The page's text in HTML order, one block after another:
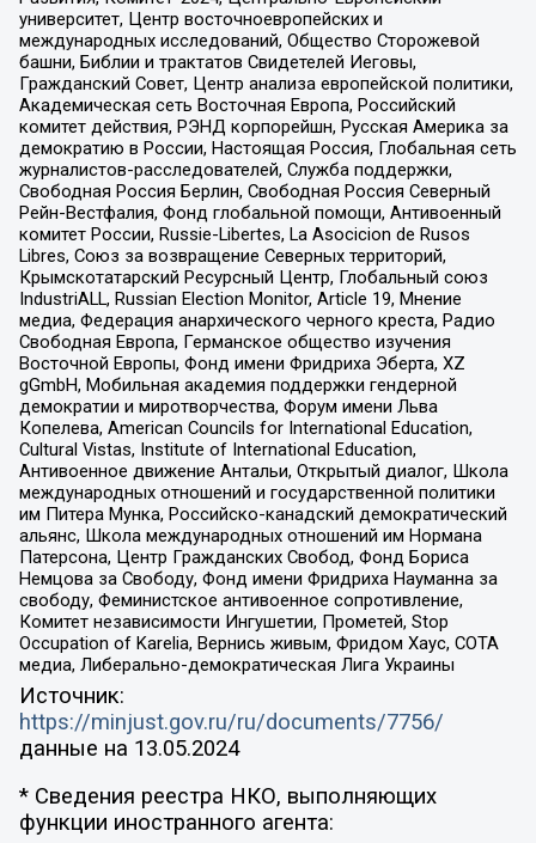
университет, Центр восточноевропейских и
международных исследований, Общество Сторожевой
башни, Библии и трактатов Свидетелей Иеговы,
Гражданский Совет, Центр анализа европейской политики,
Академическая сеть Восточная Европа, Российский
комитет действия, РЭНД корпорейшн, Русская Америка за
демократию в России, Настоящая Россия, Глобальная сеть
журналистов-расследователей, Служба поддержки,
Свободная Россия Берлин, Свободная Россия Северный
Рейн-Вестфалия, Фонд глобальной помощи, Антивоенный
комитет России, Russie-Libertes, La Asocicion de Rusos
Libres, Союз за возвращение Северных территорий,
Крымскотатарский Ресурсный Центр, Глобальный союз
IndustriALL, Russian Election Monitor, Article 19, Мнение
медиа, Федерация анархического черного креста, Радио
Свободная Европа, Германское общество изучения
Восточной Европы, Фонд имени Фридриха Эберта, XZ
gGmbH, Мобильная академия поддержки гендерной
демократии и миротворчества, Форум имени Льва
Копелева, American Councils for International Education,
Cultural Vistas, Institute of International Education,
Антивоенное движение Антальи, Открытый диалог, Школа
международных отношений и государственной политики
им Питера Мунка, Российско-канадский демократический
альянс, Школа международных отношений им Нормана
Патерсона, Центр Гражданских Свобод, Фонд Бориса
Немцова за Свободу, Фонд имени Фридриха Науманна за
свободу, Феминистское антивоенное сопротивление,
Комитет независимости Ингушетии, Прометей, Stop
Occupation of Karelia, Вернись живым, Фридом Хаус, СОТА
медиа, Либерально-демократическая Лига Украины
Источник:
https://minjust.gov.ru/ru/documents/7756/
данные на 13.05.2024
* Сведения реестра НКО, выполняющих
функции иностранного агента: